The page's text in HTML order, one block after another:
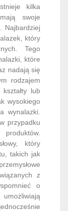
kilka
swoje
Najbardziej
który
Tego
które
nadają się
rodzajem
lub
wysokiego
wynalazki.
przypadku
który
takich jak
z
o